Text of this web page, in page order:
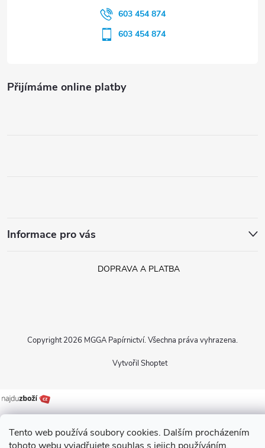
Tento web používá soubory cookies. Dalším procházením
Přijímáme online platby
603 454 874
603 454 874
Informace pro vás
DOPRAVA A PLATBA
Vytvořil Shoptet
Copyright 2026 MGGA Papírnictví. Všechna práva vyhrazena.